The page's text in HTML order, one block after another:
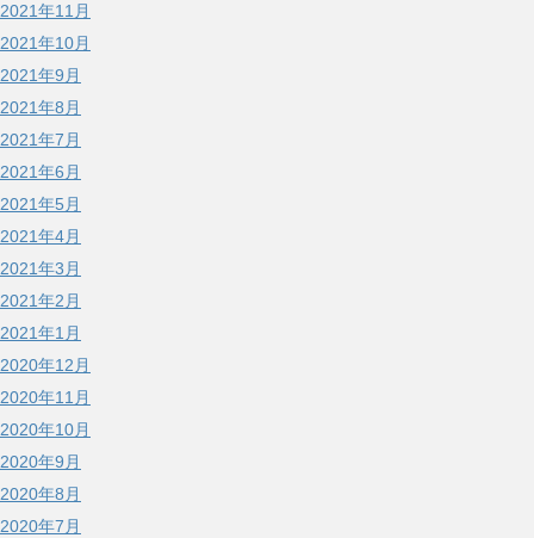
2021年11月
2021年10月
2021年9月
2021年8月
2021年7月
2021年6月
2021年5月
2021年4月
2021年3月
2021年2月
2021年1月
2020年12月
2020年11月
2020年10月
2020年9月
2020年8月
2020年7月